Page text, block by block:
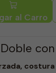
al Carro